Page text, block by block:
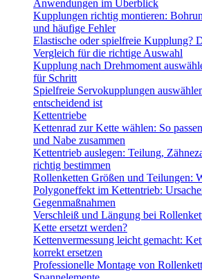
Anwendungen im Überblick
Kupplungen richtig montieren:
und häufige Fehler
Elastische oder spielfreie Kupplung?
Vergleich für die richtige Auswahl
Kupplung nach Drehmoment
für Schritt
Spielfreie Servokupplungen
entscheidend ist
Kettentriebe
Kettenrad zur Kette wählen: So
und Nabe zusammen
Kettentrieb auslegen: Teilung,
richtig bestimmen
Rollenketten Größen und Teilungen:
Polygoneffekt im Kettentrieb:
Gegenmaßnahmen
Verschleiß und Längung bei
Kette ersetzt werden?
Kettenvermessung leicht gemacht:
korrekt ersetzen
Professionelle Montage von